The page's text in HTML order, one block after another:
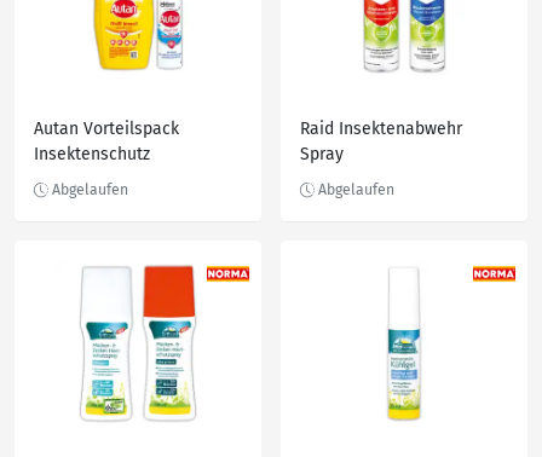
Autan Vorteilspack
Insektenschutz
Raid Insektenabwehr
Spray